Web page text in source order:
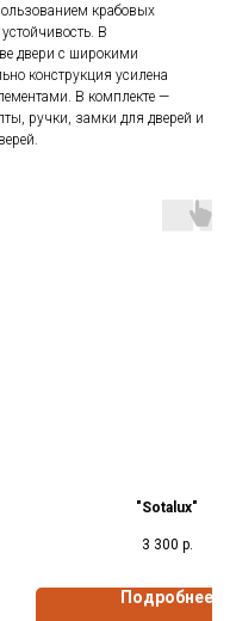
крабовых
В
двери с широкими
конструкция усилена
В комплекте —
ручки, замки для дверей и
"Sotalux"
3 300 р.
Подробнее